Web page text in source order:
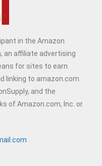
in the Amazon
an affiliate advertising
for sites to earn
linking to amazon.com.
and the
of Amazon.com, Inc. or